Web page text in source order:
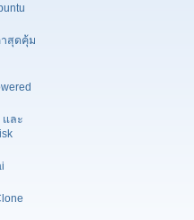
าสุดคุ้ม
และ